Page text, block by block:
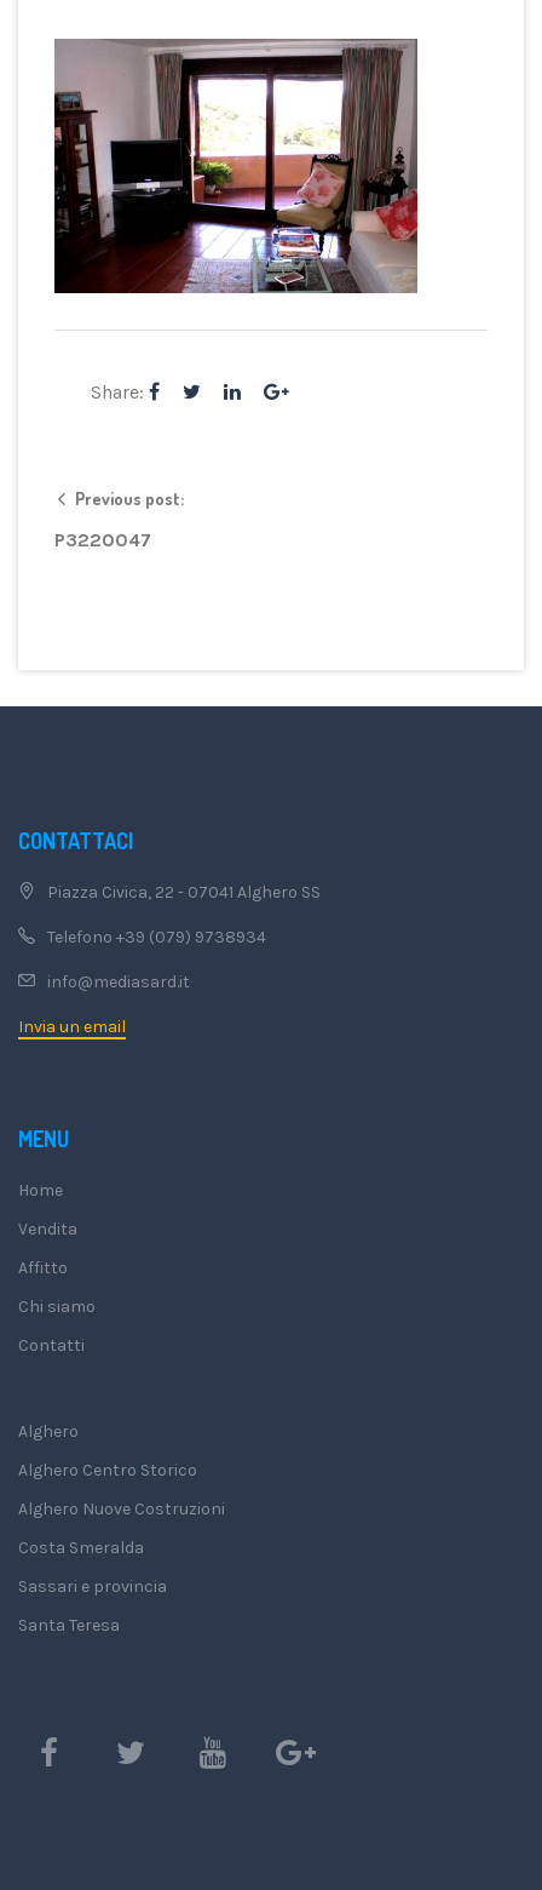
Share:
Previous post:
P3220047
CONTATTACI
Piazza Civica, 22 - 07041 Alghero SS
Telefono +39 (079) 9738934
info@mediasard.it
Invia un email
MENU
Home
Vendita
Affitto
Chi siamo
Contatti
Alghero
Alghero Centro Storico
Alghero Nuove Costruzioni
Costa Smeralda
Sassari e provincia
Santa Teresa